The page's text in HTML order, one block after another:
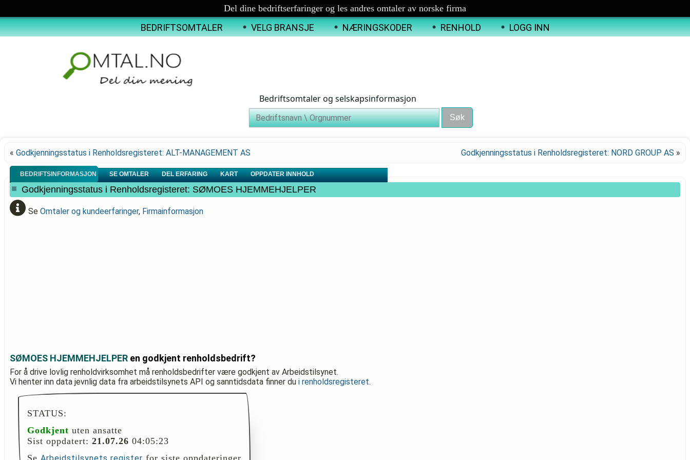
Del dine bedriftserfaringer og les andres omtaler av norske firma
BEDRIFTSOMTALER VELG BRANSJE NÆRINGSKODER RENHOLD LOGG INN
Bedriftsomtaler og selskapsinformasjon
« Godkjenningsstatus i Renholdsregisteret: ALT-MANAGEMENT AS Godkjenningsstatus i Renholdsregisteret: NORD GROUP AS »
BEDRIFTSINFORMASJON SE OMTALER DEL ERFARING KART OPPDATER INNHOLD
Godkjenningsstatus i Renholdsregisteret: SØMOES HJEMMEHJELPER
Se Omtaler og kundeerfaringer, Firmainformasjon
SØMOES HJEMMEHJELPER en godkjent renholdsbedrift?
For å drive lovlig renholdvirksomhet må renholdsbedrifter være godkjent av Arbeidstilsynet.
Vi henter inn data jevnlig data fra arbeidstilsynets API og sanntidsdata finner du i renholdsregisteret.
STATUS:
Godkjent uten ansatte
Sist oppdatert: 21.07.26 04:05:23
Se
for siste oppdateringer